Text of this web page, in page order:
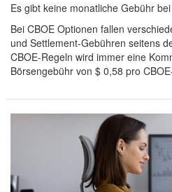
Es gibt keine monatliche Gebühr
Bei CBOE Optionen fallen
und Settlement-Gebühren seitens
CBOE-Regeln wird immer eine
Börsengebühr von $ 0,58 pro